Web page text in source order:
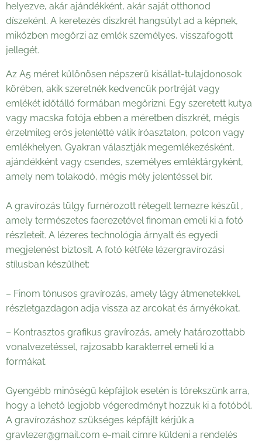
helyezve, akár ajándékként, akár saját otthonod
díszeként. A keretezés diszkrét hangsúlyt ad a képnek,
miközben megőrzi az emlék személyes, visszafogott
jellegét.
Az A5 méret különösen népszerű kisállat-tulajdonosok
körében, akik szeretnék kedvencük portréját vagy
emlékét időtálló formában megőrizni. Egy szeretett kutya
vagy macska fotója ebben a méretben diszkrét, mégis
érzelmileg erős jelenlétté válik íróasztalon, polcon vagy
emlékhelyen. Gyakran választják megemlékezésként,
ajándékként vagy csendes, személyes emléktárgyként,
amely nem tolakodó, mégis mély jelentéssel bír.
A gravírozás tülgy furnérozott rétegelt lemezre készül ,
amely természetes faerezetével finoman emeli ki a fotó
részleteit. A lézeres technológia árnyalt és egyedi
megjelenést biztosít. A fotó kétféle lézergravírozási
stílusban készülhet:
– Finom tónusos gravírozás, amely lágy átmenetekkel,
részletgazdagon adja vissza az arcokat és árnyékokat,
– Kontrasztos grafikus gravírozás, amely határozottabb
vonalvezetéssel, rajzosabb karakterrel emeli ki a
formákat.
Gyengébb minőségű képfájlok esetén is törekszünk arra,
hogy a lehető legjobb végeredményt hozzuk ki a fotóból.
A gravírozáshoz szükséges képfájlt kérjük a
gravlezer@gmail.com e-mail címre küldeni a rendelés